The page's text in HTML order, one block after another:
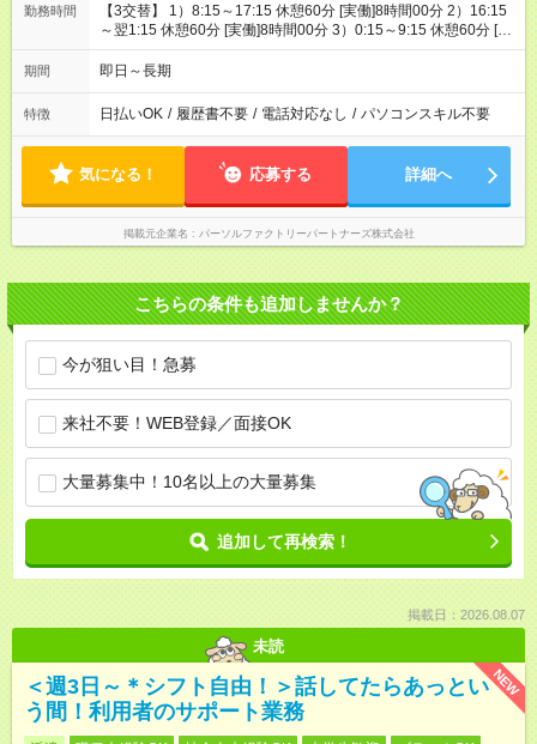
勤務時間
【3交替】 1）8:15～17:15 休憩60分 [実働]8時間00分 2）16:15
～翌1:15 休憩60分 [実働]8時間00分 3）0:15～9:15 休憩60分 [実
働]8時間00分
期間 即日～長期
特徴 日払いOK / 履歴書不要 / 電話対応なし / パソコンスキル不要
気になる！ 応募する 詳細へ
掲載元企業名 パーソルファクトリーパートナーズ株式会社
こちらの条件も追加しませんか？
今が狙い目！急募
来社不要！WEB登録／面接OK
大量募集中！10名以上の大量募集
追加して再検索！
掲載日：2026.08.07
未読
NEW
＜週3日～＊シフト自由！＞話してたらあっとい
う間！利用者のサポート業務